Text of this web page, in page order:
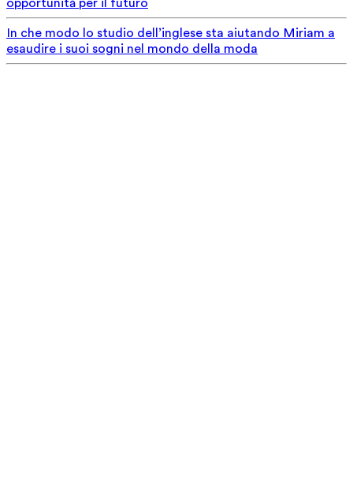
opportunità per il futuro
In che modo lo studio dell’inglese sta aiutando Miriam a
esaudire i suoi sogni nel mondo della moda